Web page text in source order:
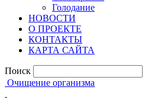
Голодание
НОВОСТИ
О ПРОЕКТЕ
КОНТАКТЫ
КАРТА САЙТА
Поиск
Очищение организма